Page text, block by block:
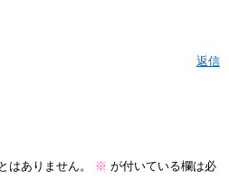
返信
はありません。 ※ が付いている欄は必